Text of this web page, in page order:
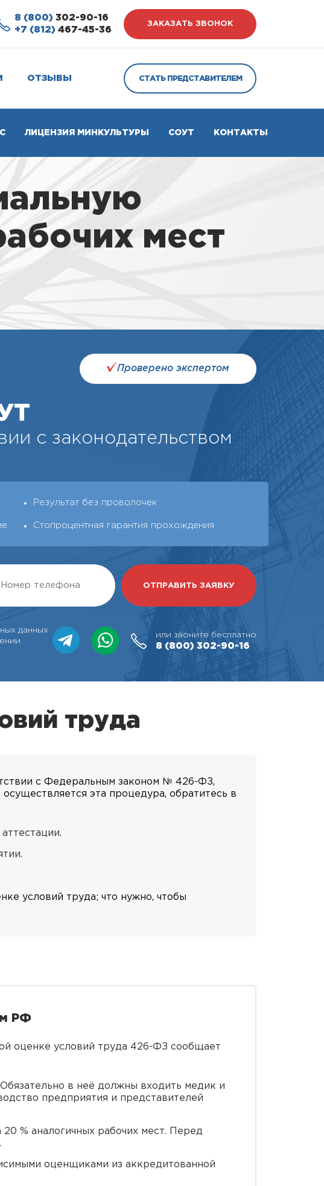
8 (800) 302-90-16
+7 (812) 467-45-36
ЗАКАЗАТЬ ЗВОНОК
ОТЗЫВЫ СТАТЬ ПРЕДСТАВИТЕЛЕМ
ЛИЦЕНЗИЯ МИНКУЛЬТУРЫ СОУТ КОНТАКТЫ
мест
Проверено экспертом
с законодательством
Результат без проволочек
Стопроцентная гарантия прохождения
данных
или звоните бесплатно
8 (800) 302-90-16
труда
с Федеральным законом № 426-ФЗ,
эта процедура, обратитесь в
условий труда; что нужно, чтобы
РФ
оценке условий труда 426-ФЗ сообщает
в неё должны входить медик и
предприятия и представителей
% аналогичных рабочих мест. Перед
оценщиками из аккредитованной